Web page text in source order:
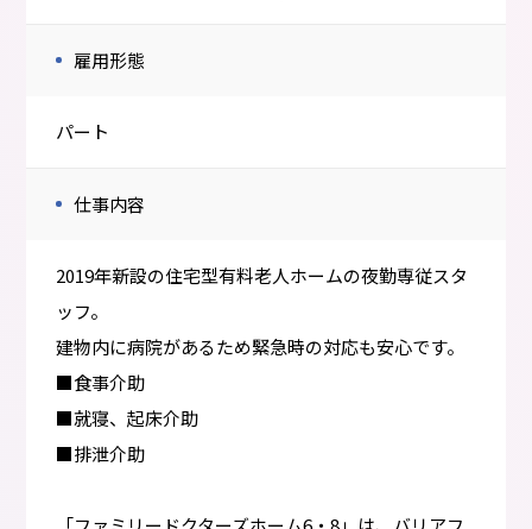
雇用形態
パート
仕事内容
2019年新設の住宅型有料老人ホームの夜勤専従スタ
ッフ。
建物内に病院があるため緊急時の対応も安心です。
■食事介助
■就寝、起床介助
■排泄介助